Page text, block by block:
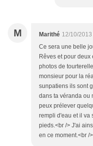
M Marithé 12/10/
Ce sera une belle
Rêves et pour deux
photos de
monsieur pour la
sunpatiens ils sont
dans ta véranda ou
peux prélever
rempli d'eau et il va
pieds.<br /> J'ai
en ce moment.<br /